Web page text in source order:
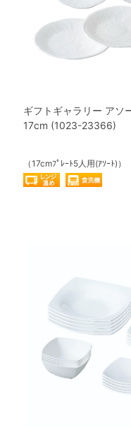
ギフトギャラリー アソ
17cm (1023-23366)
（17cmﾌﾟﾚｰﾄ5人用(ｱｿｰﾄ)）